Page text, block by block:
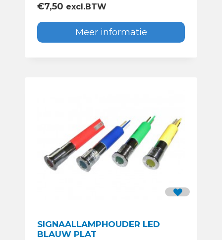
€7,50 excl.BTW
Meer informatie
SIGNAALLAMPHOUDER LED
BLAUW PLAT